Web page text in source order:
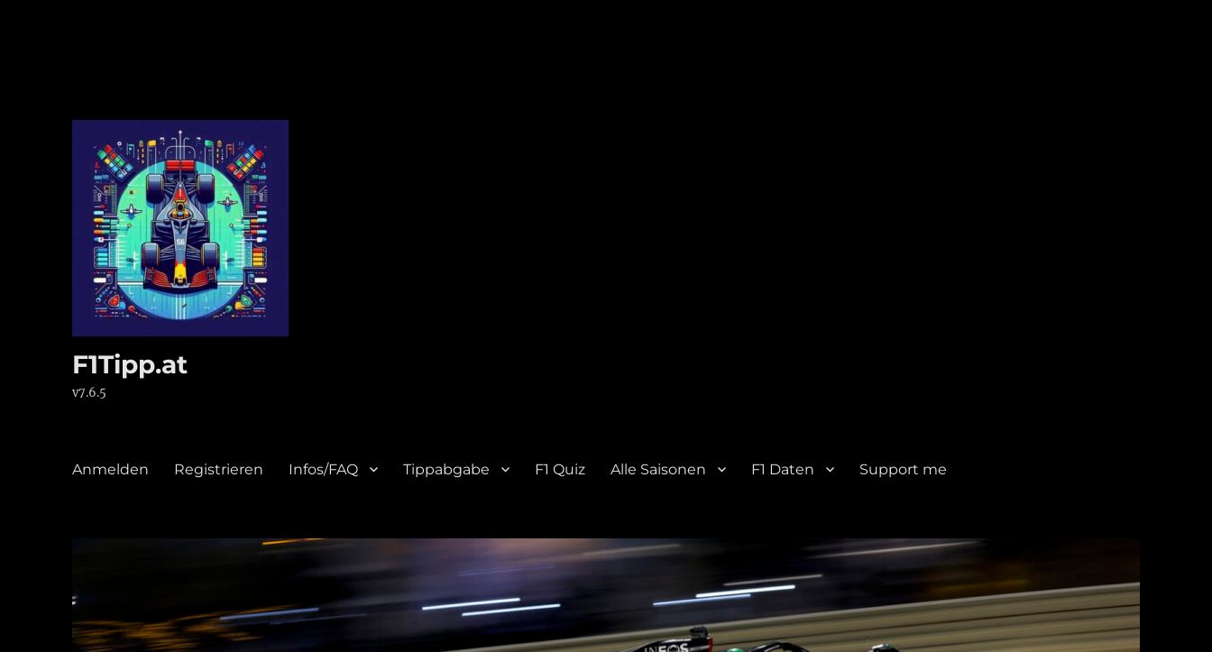
F1Tipp.at
v7.6.5
Anmelden Registrieren Infos/FAQ Tippabgabe F1 Quiz Alle Saisonen F1 Daten Support me